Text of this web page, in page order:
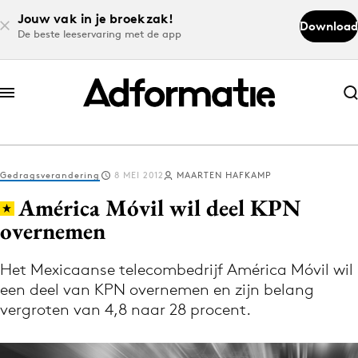
Jouw vak in je broekzak!
De beste leeservaring met de app
Download
Abonneer nu
Abonneer nu
Log in
Volg het laatste nieuws via de Adformatie
Nieuws app
Gedragsverandering 8 MEI 2012 MAARTEN HAFKAMP
América Móvil wil deel KPN
overnemen
Het Mexicaanse telecombedrijf América Móvil wil
een deel van KPN overnemen en zijn belang
vergroten van 4,8 naar 28 procent.